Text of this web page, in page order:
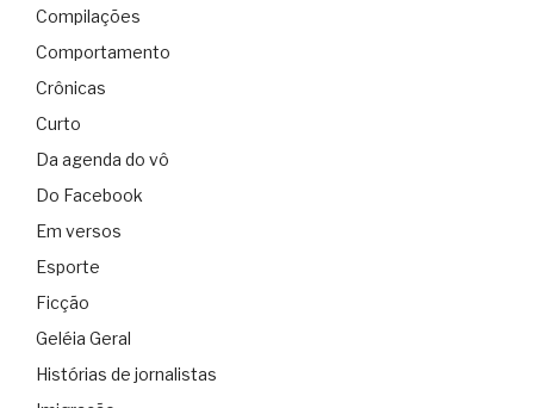
Compilações
Comportamento
Crônicas
Curto
Da agenda do vô
Do Facebook
Em versos
Esporte
Ficção
Geléia Geral
Histórias de jornalistas